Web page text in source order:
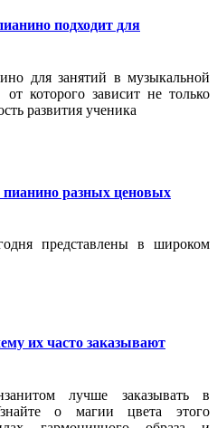
подходит для
для занятий в музыкальной
которого зависит не только
развития ученика
разных ценовых
представлены в широком
их часто заказывают
лучше заказывать в
о магии цвета этого